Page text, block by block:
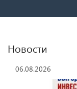
Новости
06.08.2026